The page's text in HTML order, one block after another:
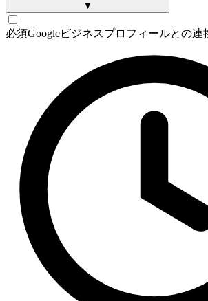
▼
必須Googleビジネスプロフィールとの連